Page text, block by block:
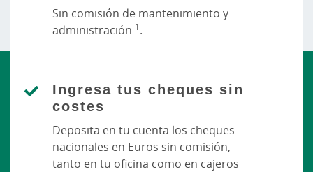
Sin comisión de mantenimiento y
administración 1.
Ingresa tus cheques sin
costes
Deposita en tu cuenta los cheques
nacionales en Euros sin comisión,
tanto en tu oficina como en cajeros